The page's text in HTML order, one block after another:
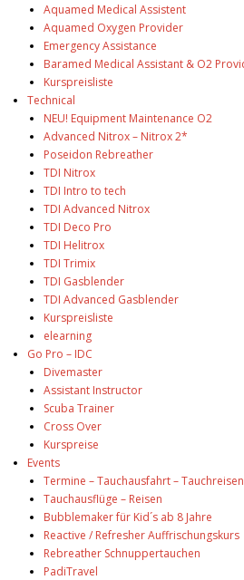
Aquamed Medical Assistent
Aquamed Oxygen Provider
Emergency Assistance
Baramed Medical Assistant & O2
Kurspreisliste
Technical
NEU! Equipment Maintenance O2
Advanced Nitrox – Nitrox 2*
Poseidon Rebreather
TDI Nitrox
TDI Intro to tech
TDI Advanced Nitrox
TDI Deco Pro
TDI Helitrox
TDI Trimix
TDI Gasblender
TDI Advanced Gasblender
Kurspreisliste
elearning
Go Pro – IDC
Divemaster
Assistant Instructor
Scuba Trainer
Cross Over
Kurspreise
Events
Termine – Tauchausfahrt – Tauchreisen
Tauchausflüge – Reisen
Bubblemaker für Kid´s ab 8 Jahre
Reactive / Refresher Auffrischungskurs
Rebreather Schnuppertauchen
PadiTravel